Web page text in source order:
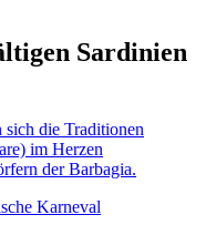
Sardinien
Karneval